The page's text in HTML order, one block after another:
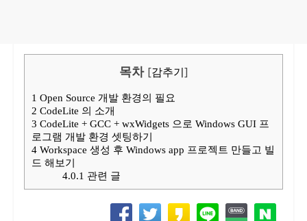
목차 [감추기]
1 Open Source 개발 환경의 필요
2 CodeLite 의 소개
3 CodeLite + GCC + wxWidgets 으로 Windows GUI 프
로그램 개발 환경 셋팅하기
4Workspace 생성 후 Windows app 프로젝트 만들고 빌
드 해보기
4.0.1 관련 글